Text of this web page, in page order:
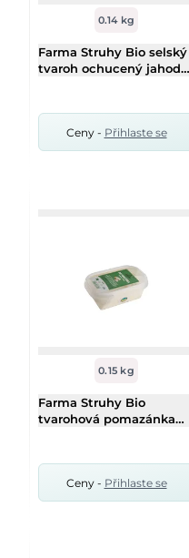
0.14 kg
Farma Struhy Bio selský
tvaroh ochucený jahoda
Ceny - Přihlaste se
0.15 kg
Farma Struhy Bio
tvarohová pomazánka
Ceny - Přihlaste se